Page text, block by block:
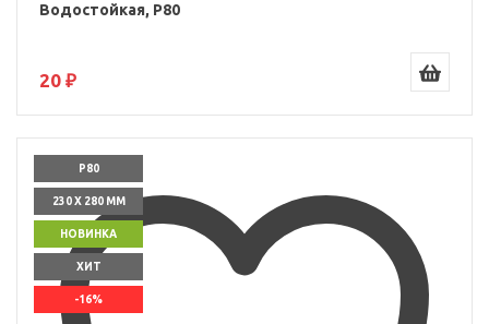
Водостойкая, P80
20 ₽
P80
230 X 280 ММ
НОВИНКА
ХИТ
-16%